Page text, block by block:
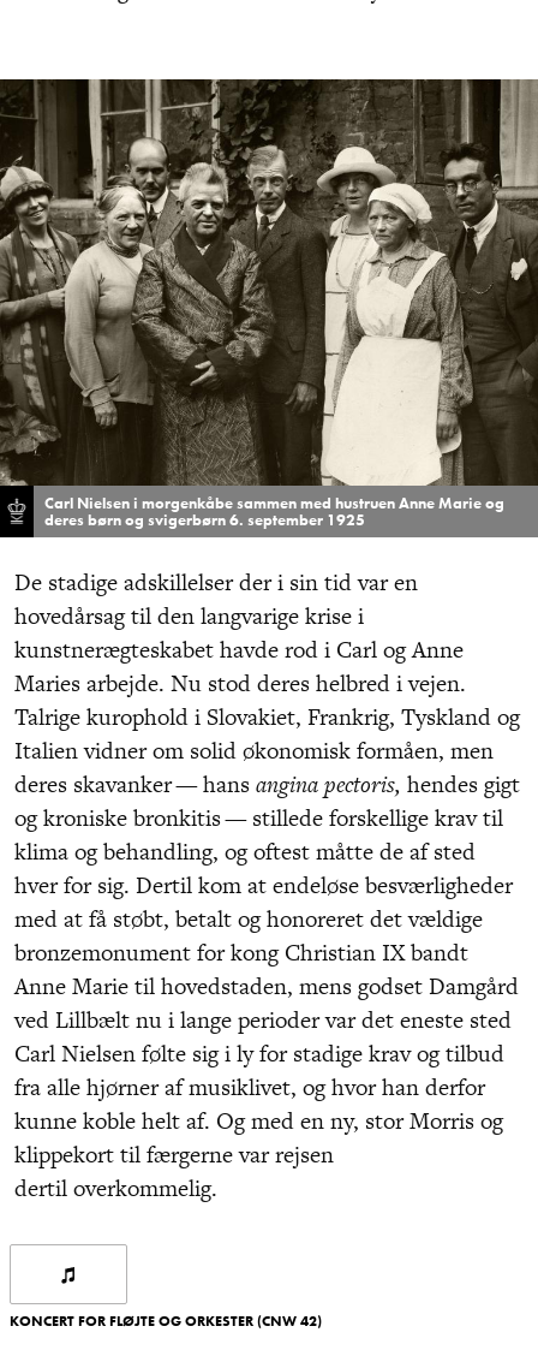
Carl Nielsen i morgenkåbe sammen med hustruen Anne Marie og
deres børn og svigerbørn 6. september 1925
De stadige adskillelser der i sin tid var en
hovedårsag til den langvarige krise i
kunstnerægteskabet havde rod i Carl og Anne
Maries arbejde. Nu stod deres helbred i vejen.
Talrige kurophold i Slovakiet, Frankrig, Tyskland og
Italien vidner om solid økonomisk formåen, men
deres skavanker — hansangina pectoris, hendes gigt
og kroniske bronkitis — stillede forskellige krav til
klima og behandling, og oftest måtte de af sted
hver for sig. Dertil kom at endeløse besværligheder
med at få støbt, betalt og honoreret det vældige
bronzemonument for kong Christian IX bandt
Anne Marie til hovedstaden, mens godset Damgård
ved Lillbælt nu i lange perioder var det eneste sted
Carl Nielsen følte sig i ly for stadige krav og tilbud
fra alle hjørner af musiklivet, og hvor han derfor
kunne koble helt af. Og med en ny, stor Morris og
klippekort til færgerne var rejsen
dertil overkommelig.
KONCERT FOR FLØJTE OG ORKESTER (CNW 42)